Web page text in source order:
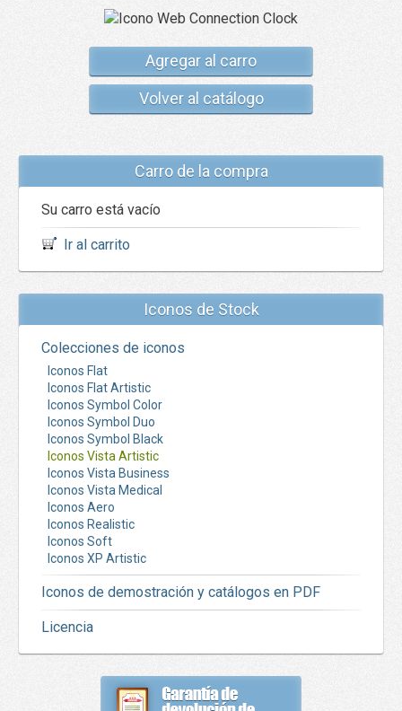
Agregar al carro
Volver al catálogo
Carro de la compra
Su carro está vacío
Ir al carrito
Iconos de Stock
Colecciones de iconos
Iconos Flat
Iconos Flat Artistic
Iconos Symbol Color
Iconos Symbol Duo
Iconos Symbol Black
Iconos Vista Artistic
Iconos Vista Business
Iconos Vista Medical
Iconos Aero
Iconos Realistic
Iconos Soft
Iconos XP Artistic
Iconos de demostración y catálogos en PDF
Licencia